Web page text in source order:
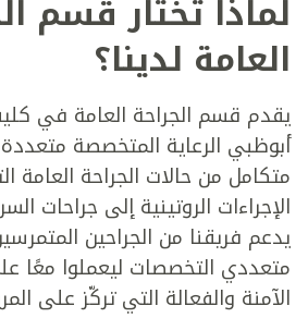
لماذا تختار قسم
العامة لدينا؟
يقدم قسم الجراحة العامة في
أبوظبي الرعاية المتخصصة
متكامل من حالات الجراحة العامة
الإجراءات الروتينية إلى جراحات
يدعم فريقنا من الجراحين
متعددي التخصصات ليعملوا معًا
الآمنة والفعالة التي تركّز على